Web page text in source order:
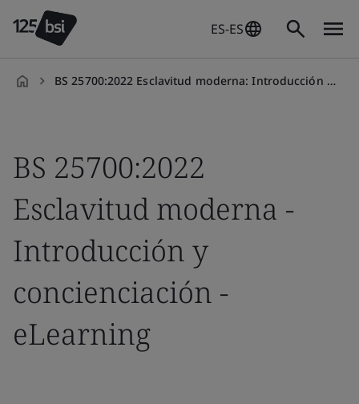
ES-ES
BS 25700:2022 Esclavitud moderna: Introducción y concienciación
BS 25700:2022
Esclavitud moderna -
Introducción y
concienciación -
eLearning